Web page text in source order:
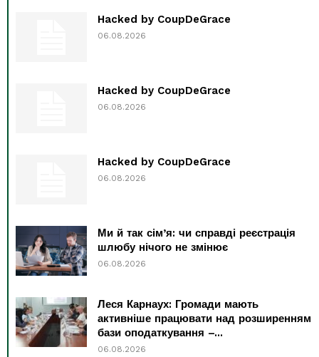
Hacked by CoupDeGrace
06.08.2026
Hacked by CoupDeGrace
06.08.2026
Hacked by CoupDeGrace
06.08.2026
Ми й так сім’я: чи справді реєстрація
шлюбу нічого не змінює
06.08.2026
Леся Карнаух: Громади мають
активніше працювати над розширенням
бази оподаткування –...
06.08.2026